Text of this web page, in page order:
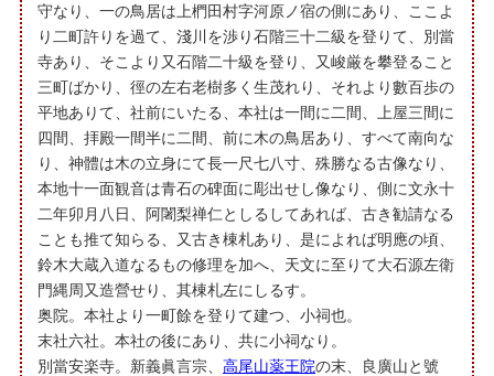
守なり、一の鳥居は上椚田村字河原ノ宿の側にあり、ここよ
り二町許りを過て、淺川を渉り石階三十二級を登りて、別當
寺あり、そこより又石階二十級を登り、又峻厳を攀登ること
三町ばかり、徑の左右老樹多く生茂れり、それより數百歩の
平地ありて、社前にいたる、本社は一間に二間、上屋三間に
四間、拝殿一間半に二間、前に木の鳥居あり、すべて南向な
り、神體は木の立身にて長一尺七八寸、殊勝なる古像なり、
本地十一面観音は青石の碑面に彫出せし像なり、側に文永十
二年卯月八日、阿闍梨禅仁としるしてあれば、古き勧請なる
ことも推て知らる、又古き棟札あり、是によれば明應の頃、
鈴木大蔵入道なるもの修理を加へ、天文に至りて大石源左衛
門縄周又造營せり、其棟札左にしるす。
奥院。本社より一町餘を登りて建つ、小祠也。
末社六社。本社の後にあり、共に小祠なり。
別當安楽寺。新義眞言宗、高尾山薬王院の末、良廣山と號